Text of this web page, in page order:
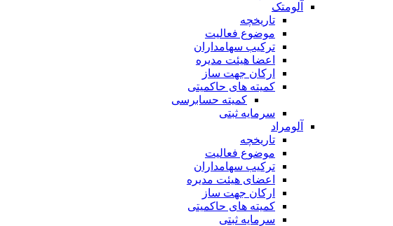
آلومتک
تاریخچه
موضوع فعالیت
ترکیب سهامداران
اعضا هیئت مدیره
ارکان جهت ساز
کمیته های حاکمیتی
کمیته حسابرسی
سرمایه ثبتی
آلومراد
تاریخچه
موضوع فعالیت
ترکیب سهامداران
اعضای هیئت مدیره
ارکان جهت ساز
کمیته های حاکمیتی
سرمایه ثبتی